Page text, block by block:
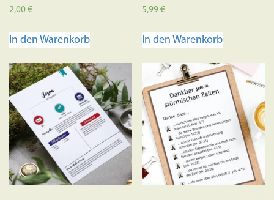
2,00€
In den Warenkorb
5,99€
In den Warenkorb